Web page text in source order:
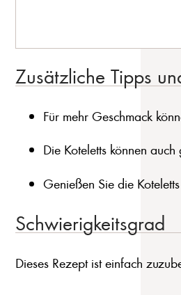
Zusätzliche Tipps
Für mehr Geschmack
Die Koteletts können
Genießen Sie die
Schwierigkeitsgrad
Dieses Rezept ist einfach